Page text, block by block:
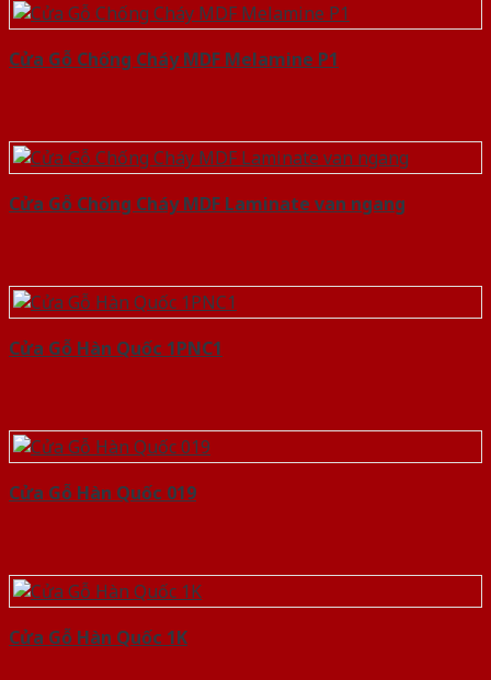
Cửa Gỗ Chống Cháy MDF Melamine P1
Cửa Gỗ Chống Cháy MDF Laminate van ngang
Cửa Gỗ Hàn Quốc 1PNC1
Cửa Gỗ Hàn Quốc 019
Cửa Gỗ Hàn Quốc 1K